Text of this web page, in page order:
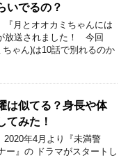
いでるの？
月とオオカミちゃんには
放送されました！ 今回
ゃん)は10話で別れるのか
は似てる？身長や体
てみた！
年4月より『未満警
』の ドラマがスタートし